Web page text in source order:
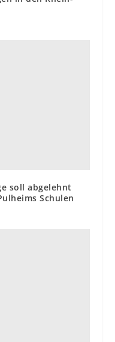
soll abgelehnt
Schulen